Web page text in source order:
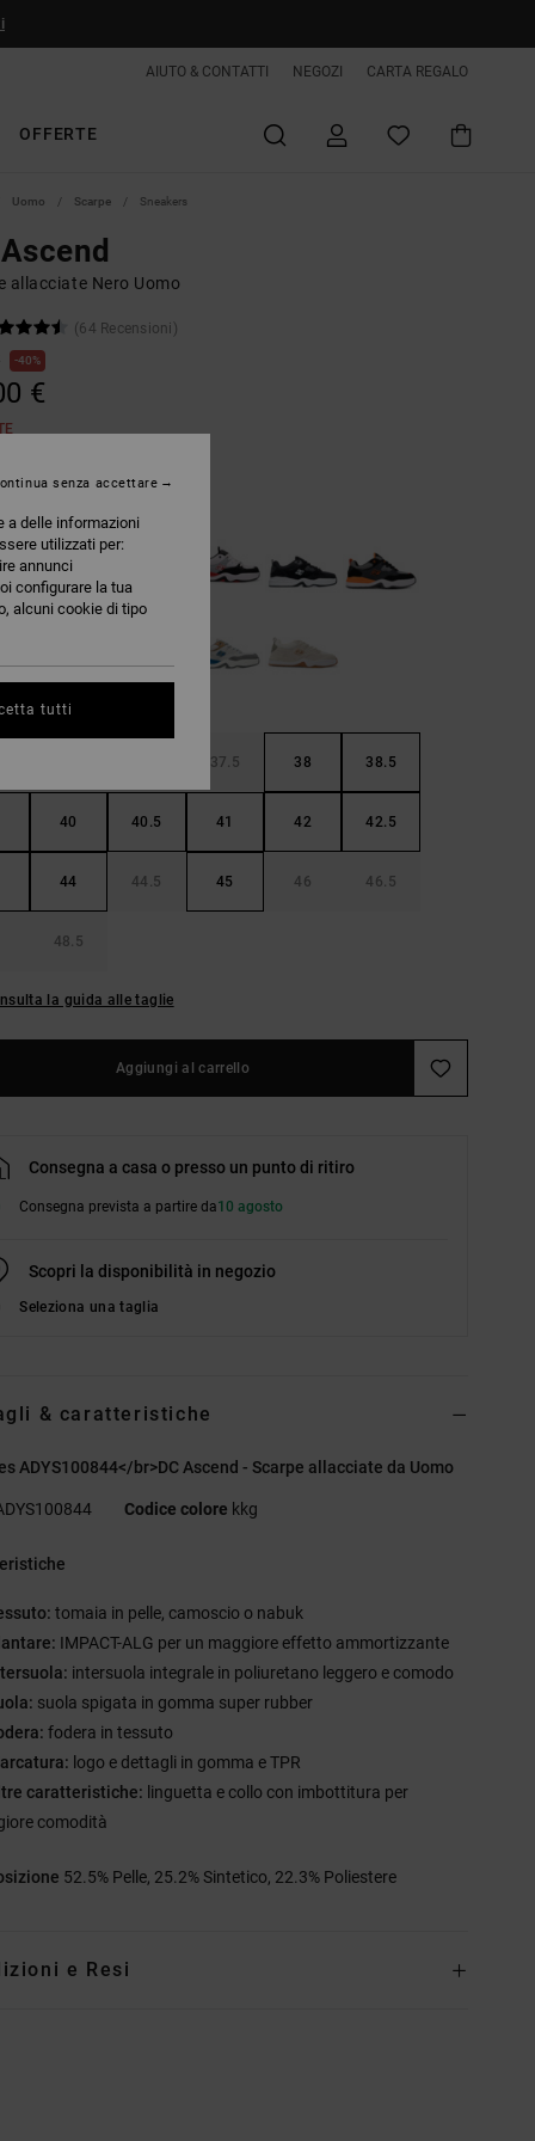
AIUTO & CONTATTI NEGOZI CARTA REGALO
OFFERTE
Uomo Scarpe Sneakers
allacciate Nero Uomo
(64 Recensioni)
40%
€
37.5 38 38.5
40 40.5 41 42 42.5
44 44.5 45 46 46.5
48.5
la guida alle taglie
Aggiungi al carrello
Consegna a casa o presso un punto di ritiro
Consegna prevista a partire da10 agosto
Scopri la disponibilità in negozio
Seleziona una taglia
& caratteristiche
ADYS100844</br>DC Ascend - Scarpe allacciate da Uomo
Codice colore kkg
tomaia in pelle, camoscio o nabuk
IMPACT-ALG per un maggiore effetto ammortizzante
intersuola integrale in poliuretano leggero e comodo
suola spigata in gomma super rubber
fodera in tessuto
logo e dettagli in gomma e TPR
caratteristiche: linguetta e collo con imbottitura per
comodità
52.5% Pelle, 25.2% Sintetico, 22.3% Poliestere
e Resi
a delle informazioni
utilizzati per:
annunci
configurare la tua
alcuni cookie di tipo
senza accettare
tutti